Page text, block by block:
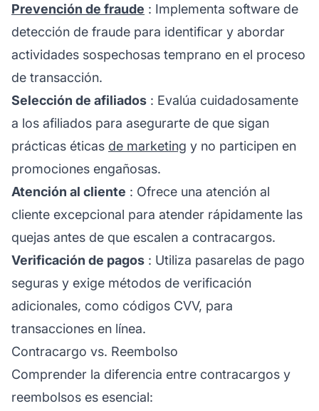
Prevención de fraude : Implementa software de
detección de fraude para identificar y abordar
actividades sospechosas temprano en el proceso
de transacción.
Selección de afiliados : Evalúa cuidadosamente
a los afiliados para asegurarte de que sigan
prácticas éticas de marketing y no participen en
promociones engañosas.
Atención al cliente : Ofrece una atención al
cliente excepcional para atender rápidamente las
quejas antes de que escalen a contracargos.
Verificación de pagos : Utiliza pasarelas de pago
seguras y exige métodos de verificación
adicionales, como códigos CVV, para
transacciones en línea.
Contracargo vs. Reembolso
Comprender la diferencia entre contracargos y
reembolsos es esencial: